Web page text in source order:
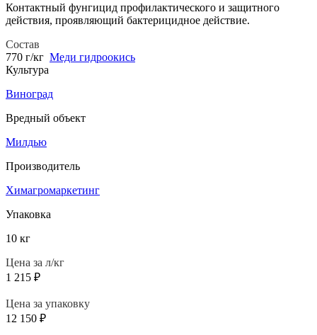
Контактный фунгицид профилактического и защитного
действия, проявляющий бактерицидное действие.
Состав
770 г/кг Меди гидроокись
Культура
Виноград
Вредный объект
Милдью
Производитель
Химагромаркетинг
Упаковка
10 кг
Цена за л/кг
1 215 ₽
Цена за упаковку
12 150 ₽